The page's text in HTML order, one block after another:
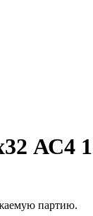
АС4
партию.